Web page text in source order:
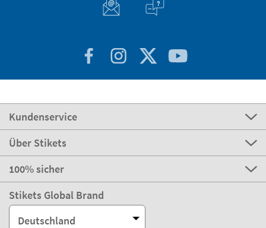
Kundenservice
Über Stikets
100% sicher
Stikets Global Brand
Deutschland